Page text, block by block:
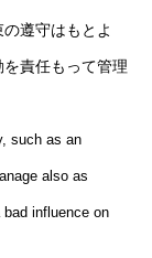
遵守はもとよ
責任もって管理
such as an
also as
influence on